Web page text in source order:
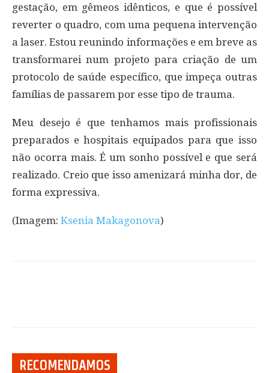
gestação, em gêmeos idênticos, e que é possível
reverter o quadro, com uma pequena intervenção
a laser. Estou reunindo informações e em breve as
transformarei num projeto para criação de um
protocolo de saúde específico, que impeça outras
famílias de passarem por esse tipo de trauma.
Meu desejo é que tenhamos mais profissionais
preparados e hospitais equipados para que isso
não ocorra mais. É um sonho possível e que será
realizado. Creio que isso amenizará minha dor, de
forma expressiva.
(Imagem: Ksenia Makagonova)
RECOMENDAMOS